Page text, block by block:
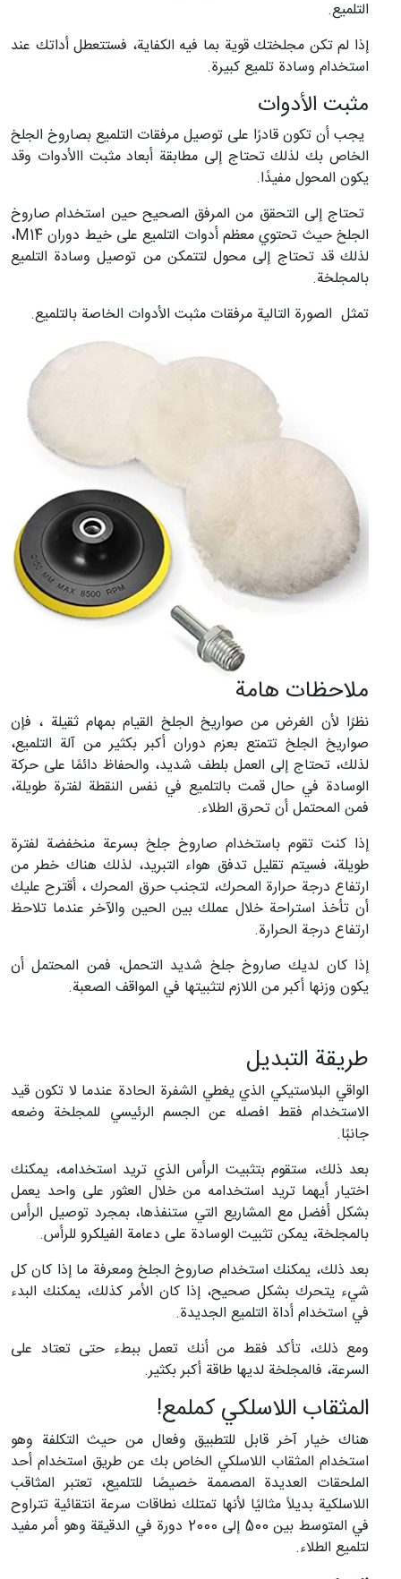
التلميع.
إذا لم تكن مجلختك قوية بما فيه الكفاية، فستتعطل أداتك عند
استخدام وسادة تلميع كبيرة.
مثبت الأدوات
يجب أن تكون قادرًا على توصيل مرفقات التلميع بصاروخ الجلخ
الخاص بك لذلك تحتاج إلى مطابقة أبعاد مثبت االأدوات وقد
يكون المحول مفيدًا.
تحتاج إلى التحقق من المرفق الصحيح حين استخدام صاروخ
الجلخ حيث تحتوي معظم أدوات التلميع على خيط دوران M14،
لذلك قد تحتاج إلى محول لتتمكن من توصيل وسادة التلميع
بالمجلخة.
تمثل الصورة التالية مرفقات مثبت الأدوات الخاصة بالتلميع.
ملاحظات هامة
نظرًا لأن الغرض من صواريخ الجلخ القيام بمهام ثقيلة ، فإن
صواريخ الجلخ تتمتع بعزم دوران أكبر بكثير من آلة التلميع،
لذلك، تحتاج إلى العمل بلطف شديد، والحفاظ دائمًا على حركة
الوسادة في حال قمت بالتلميع في نفس النقطة لفترة طويلة،
فمن المحتمل أن تحرق الطلاء.
إذا كنت تقوم باستخدام صاروخ جلخ بسرعة منخفضة لفترة
طويلة، فسيتم تقليل تدفق هواء التبريد، لذلك هناك خطر من
ارتفاع درجة حرارة المحرك، لتجنب حرق المحرك ، أقترح عليك
أن تأخذ استراحة خلال عملك بين الحين والآخر عندما تلاحظ
ارتفاع درجة الحرارة.
إذا كان لديك صاروخ جلخ شديد التحمل، فمن المحتمل أن
يكون وزنها أكبر من اللازم لتثبيتها في المواقف الصعبة.
طريقة التبديل
الواقي البلاستيكي الذي يغطي الشفرة الحادة عندما لا تكون قيد
الاستخدام فقط افصله عن الجسم الرئيسي للمجلخة وضعه
جانبًا.
بعد ذلك، ستقوم بتثبيت الرأس الذي تريد استخدامه، يمكنك
اختيار أيهما تريد استخدامه من خلال العثور على واحد يعمل
بشكل أفضل مع المشاريع التي ستنفذها، بمجرد توصيل الرأس
بالمجلخة، يمكن تثبيت الوسادة على دعامة الفيلكرو للرأس.
بعد ذلك، يمكنك استخدام صاروخ الجلخ ومعرفة ما إذا كان كل
شيء يتحرك بشكل صحيح، إذا كان الأمر كذلك، يمكنك البدء
في استخدام أداة التلميع الجديدة.
ومع ذلك، تأكد فقط من أنك تعمل ببطء حتى تعتاد على
السرعة، فالمجلخة لديها طاقة أكبر بكثير.
المثقاب اللاسلكي كملمع!
هناك خيار آخر قابل للتطبيق وفعال من حيث التكلفة وهو
استخدام المثقاب اللاسلكي الخاص بك عن طريق استخدام أحد
الملحقات العديدة المصممة خصيصًا للتلميع، تعتبر المثاقب
اللاسلكية بديلاً مثاليًا لأنها تمتلك نطاقات سرعة انتقائية تتراوح
في المتوسط ​​بين 500 إلى 2000 دورة في الدقيقة وهو أمر مفيد
لتلميع الطلاء.